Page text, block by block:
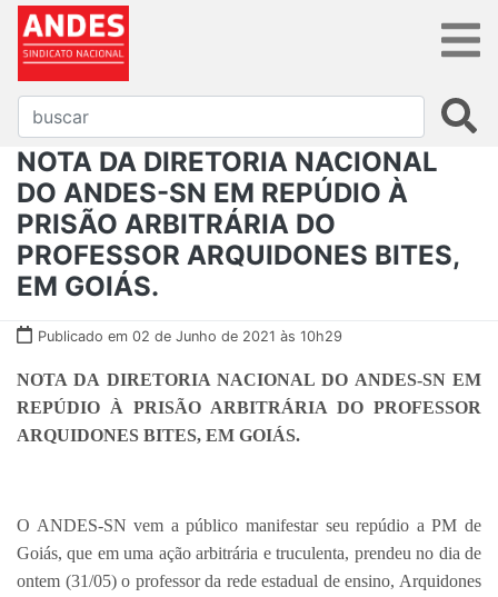
NOTA DA DIRETORIA NACIONAL
DO ANDES-SN EM REPÚDIO À
PRISÃO ARBITRÁRIA DO
PROFESSOR ARQUIDONES BITES,
EM GOIÁS.
Publicado em 02 de Junho de 2021 às 10h29
NOTA DA DIRETORIA NACIONAL DO ANDES-SN EM
REPÚDIO À PRISÃO ARBITRÁRIA DO PROFESSOR
ARQUIDONES BITES, EM GOIÁS.
O ANDES-SN vem a público manifestar seu repúdio a PM de
Goiás, que em uma ação arbitrária e truculenta, prendeu no dia de
ontem (31/05) o professor da rede estadual de ensino, Arquidones